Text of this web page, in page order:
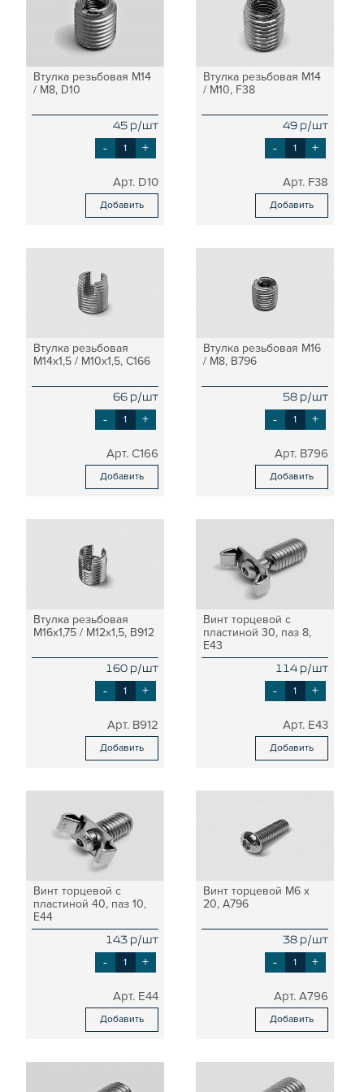
Втулка резьбовая М14
/ М8, D10
45 р/шт
- +
D10
Добавить
Втулка резьбовая М14
/ М10, F38
49 р/шт
- +
F38
Добавить
Втулка резьбовая
М14х1,5 / М10х1,5, C166
66 р/шт
- +
C166
Добавить
Втулка резьбовая М16
/ М8, B796
58 р/шт
- +
B796
Добавить
Втулка резьбовая
М16x1,75 / М12x1,5, B912
160 р/шт
- +
B912
Добавить
Винт торцевой с
пластиной 30, паз 8,
E43
114 р/шт
- +
E43
Добавить
Винт торцевой с
пластиной 40, паз 10,
E44
143 р/шт
- +
E44
Добавить
Винт торцевой М6 х
20, A796
38 р/шт
- +
A796
Добавить